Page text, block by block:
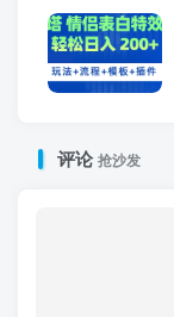
评论抢沙发